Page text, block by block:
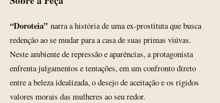
“Doroteia” narra a história de uma ex-prostituta que busca
redenção ao se mudar para a casa de suas primas viúvas.
Neste ambiente de repressão e aparências, a protagonista
enfrenta julgamentos e tentações, em um confronto direto
entre a beleza idealizada, o desejo de aceitação e os rígidos
valores morais das mulheres ao seu redor.